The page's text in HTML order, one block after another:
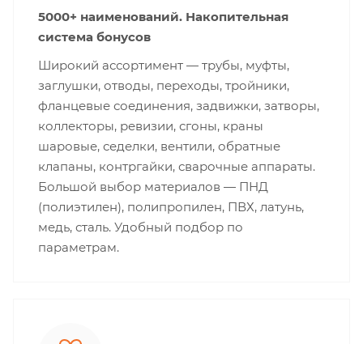
5000+ наименований. Накопительная
система бонусов
Широкий ассортимент — трубы, муфты,
заглушки, отводы, переходы, тройники,
фланцевые соединения, задвижки, затворы,
коллекторы, ревизии, сгоны, краны
шаровые, седелки, вентили, обратные
клапаны, контргайки, сварочные аппараты.
Большой выбор материалов — ПНД
(полиэтилен), полипропилен, ПВХ, латунь,
медь, сталь. Удобный подбор по
параметрам.